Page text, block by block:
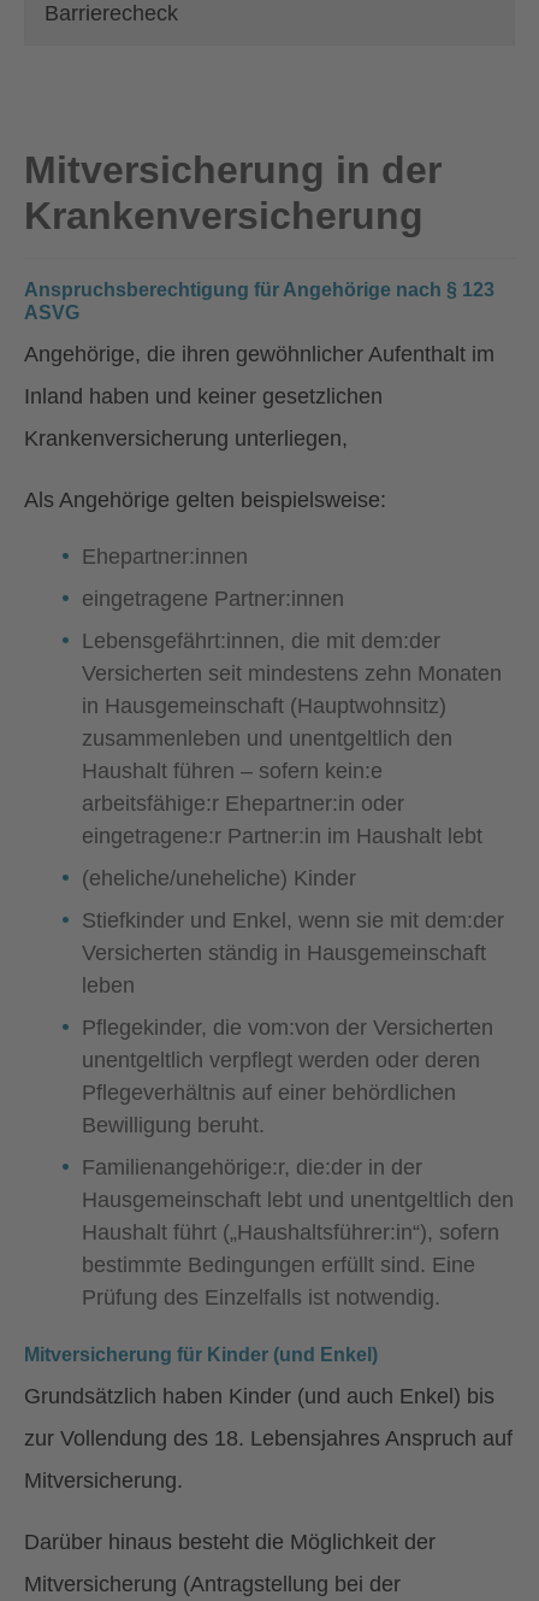
Barrierecheck
Mitversicherung in der
Krankenversicherung
Anspruchsberechtigung für Angehörige nach § 123
ASVG
Angehörige, die ihren gewöhnlicher Aufenthalt im
Inland haben und keiner gesetzlichen
Krankenversicherung unterliegen,
Als Angehörige gelten beispielsweise:
Ehepartner:innen
eingetragene Partner:innen
Lebensgefährt:innen, die mit dem:der
Versicherten seit mindestens zehn Monaten
in Hausgemeinschaft (Hauptwohnsitz)
zusammenleben und unentgeltlich den
Haushalt führen – sofern kein:e
arbeitsfähige:r Ehepartner:in oder
eingetragene:r Partner:in im Haushalt lebt
(eheliche/uneheliche) Kinder
Stiefkinder und Enkel, wenn sie mit dem:der
Versicherten ständig in Hausgemeinschaft
leben
Pflegekinder, die vom:von der Versicherten
unentgeltlich verpflegt werden oder deren
Pflegeverhältnis auf einer behördlichen
Bewilligung beruht.
Familienangehörige:r, die:der in der
Hausgemeinschaft lebt und unentgeltlich den
Haushalt führt („Haushaltsführer:in“), sofern
bestimmte Bedingungen erfüllt sind. Eine
Prüfung des Einzelfalls ist notwendig.
Mitversicherung für Kinder (und Enkel)
Grundsätzlich haben Kinder (und auch Enkel) bis
zur Vollendung des 18. Lebensjahres Anspruch auf
Mitversicherung.
Darüber hinaus besteht die Möglichkeit der
Mitversicherung (Antragstellung bei der